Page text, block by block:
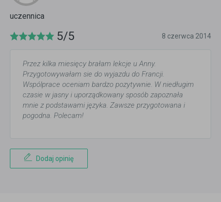
uczennica
5/5 8 czerwca 2014
Przez kilka miesięcy brałam lekcje u Anny.
Przygotowywałam sie do wyjazdu do Francji.
Wspólprace oceniam bardzo pozytywnie. W niedługim
czasie w jasny i uporządkowany sposób zapoznała
mnie z podstawami języka. Zawsze przygotowana i
pogodna. Polecam!
Dodaj opinię